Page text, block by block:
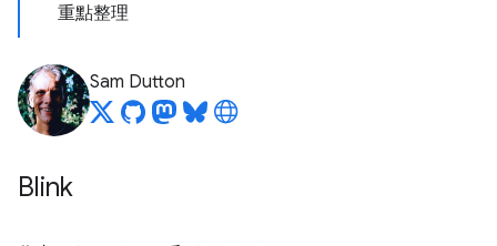
重點整理
Sam Dutton
Blink